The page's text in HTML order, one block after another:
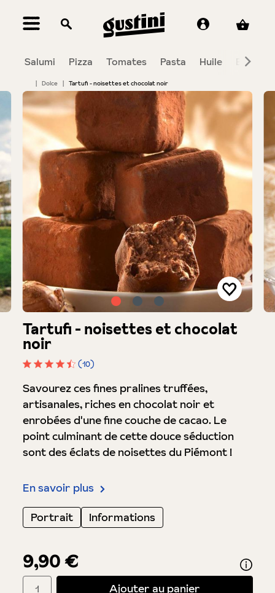
principal
Salumi Pizza Tomates Pasta Huile
| Dolce | Tartufi - noisettes et chocolat noir
Bildergalerie überspringen
9,90 €
Tartufi - noisettes et chocolat
noir
(10)
Savourez ces fines pralines truffées,
artisanales, riches en chocolat noir et
enrobées d'une fine couche de cacao. Le
point culminant de cette douce séduction
sont des éclats de noisettes du Piémont !
En savoir plus
Portrait
Informations
Quantité de produit : Entrez la quantité souhaitée ou utilisez
Ajouter au panier